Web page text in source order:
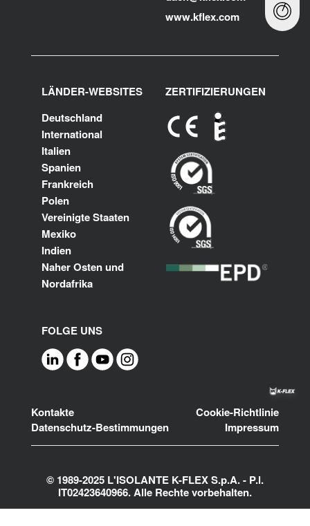
www.kflex.com
LÄNDER-WEBSITES
Deutschland
International
Italien
Spanien
Frankreich
Polen
Vereinigte Staaten
Mexiko
Indien
Naher Osten und
Nordafrika
ZERTIFIZIERUNGEN
FOLGE UNS
Footer
Kontakte
Cookie-Richtlinie
Datenschutz-Bestimmungen
Impressum
© 1989-2025 L'ISOLANTE K-FLEX S.p.A. - P.l.
IT02423640966. Alle Rechte vorbehalten.